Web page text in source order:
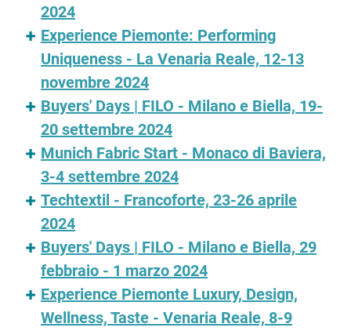
2024
Experience Piemonte: Performing
Uniqueness - La Venaria Reale, 12-13
novembre 2024
Buyers' Days | FILO - Milano e Biella, 19-
20 settembre 2024
Munich Fabric Start - Monaco di Baviera,
3-4 settembre 2024
Techtextil - Francoforte, 23-26 aprile
2024
Buyers' Days | FILO - Milano e Biella, 29
febbraio - 1 marzo 2024
Experience Piemonte Luxury, Design,
Wellness, Taste - Venaria Reale, 8-9